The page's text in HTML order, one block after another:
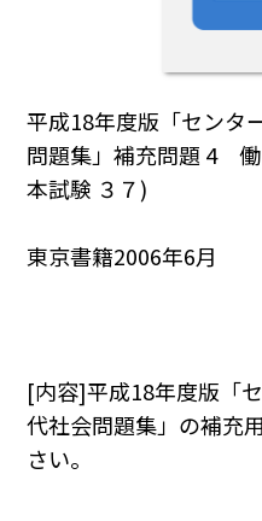
平成18年度版「セン
問題集」補充問題 4
本試験 ３７)
東京書籍2006年6月
[内容]平成18年度版「
代社会問題集」の補充
さい。